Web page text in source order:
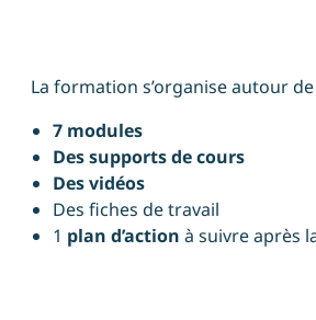
La formation s’organise autour de
7 modules
Des supports de cours
Des vidéos
Des fiches de travail
1 plan d’action à suivre après